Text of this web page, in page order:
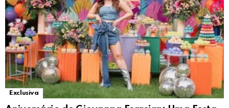
Exclusiva